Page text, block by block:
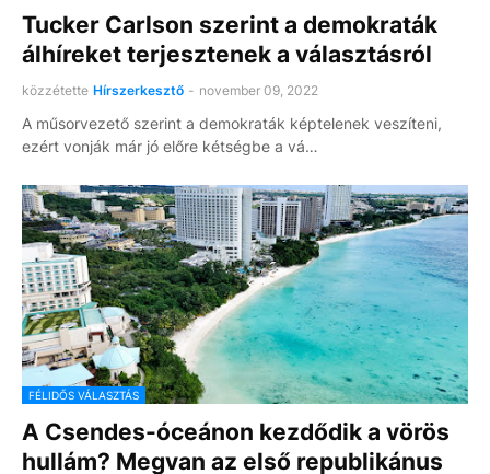
Tucker Carlson szerint a demokraták
álhíreket terjesztenek a választásról
közzétette Hírszerkesztő - november 09, 2022
A műsorvezető szerint a demokraták képtelenek veszíteni,
ezért vonják már jó előre kétségbe a vá…
FÉLIDŐS VÁLASZTÁS
A Csendes-óceánon kezdődik a vörös
hullám? Megvan az első republikánus